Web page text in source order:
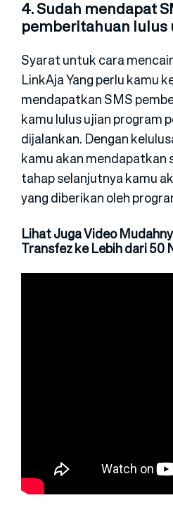
4. Sudah mendapat
pemberitahuan lulus
Syarat untuk cara
LinkAja Yang perlu kamu
mendapatkan SMS
kamu lulus ujian program
dijalankan. Dengan
kamu akan mendapatkan
tahap selanjutnya kamu
yang diberikan oleh
Lihat Juga Video
Transfez ke Lebih dari 50